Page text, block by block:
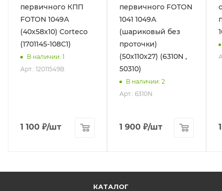
первичного КПП
FOTON 1049А
(40х58х10) Corteco
(1701145-108C1)
В наличии: 1
Арт.: 12011549B
1 100 ₽/шт
первичного FOTON
1041 1049А
(шариковый без
проточки)
(50х110х27) (6310N ,
50310)
В наличии: 2
Арт.: 6310N
1 900 ₽/шт
КАТАЛОГ